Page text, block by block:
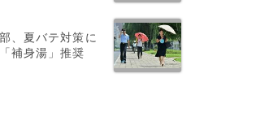
、夏バテ対策に
補身湯」推奨